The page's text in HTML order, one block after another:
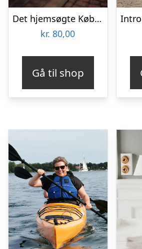
Det hjemsøgte København med Ghosttour
kr. 80,00
Gå til shop